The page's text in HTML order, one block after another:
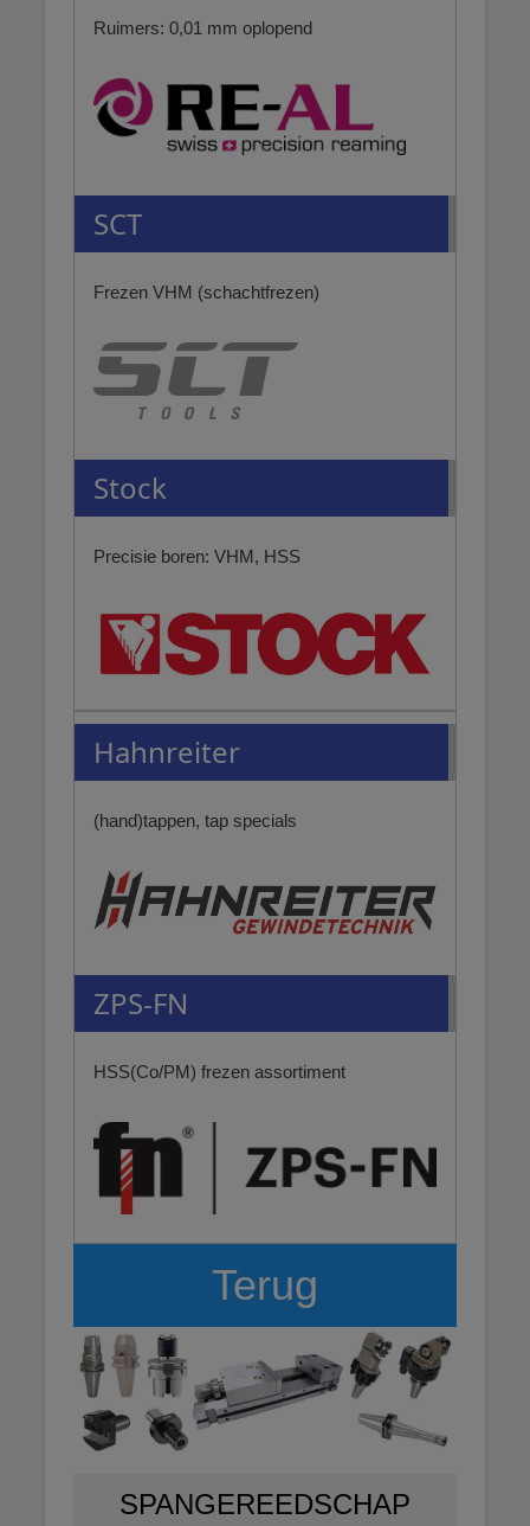
Ruimers: 0,01 mm oplopend
SCT
Frezen VHM (schachtfrezen)
Stock
Precisie boren: VHM, HSS
Hahnreiter
(hand)tappen, tap specials
ZPS-FN
HSS(Co/PM) frezen assortiment
Terug
SPANGEREEDSCHAP